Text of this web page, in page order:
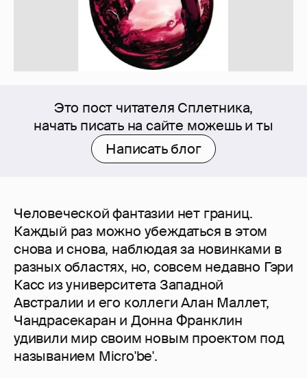
Это пост читателя Сплетника,
начать писать на сайте можешь и ты
Написать блог
Человеческой фантазии нет границ.
Каждый раз можно убеждаться в этом
снова и снова, наблюдая за новинками в
разных областях, но, совсем недавно Гэри
Касс из университета Западной
Австралии и его коллеги Алан Маллет,
Чандрасекаран и Донна Франклин
удивили мир своим новым проектом под
называнием Micro'be'.